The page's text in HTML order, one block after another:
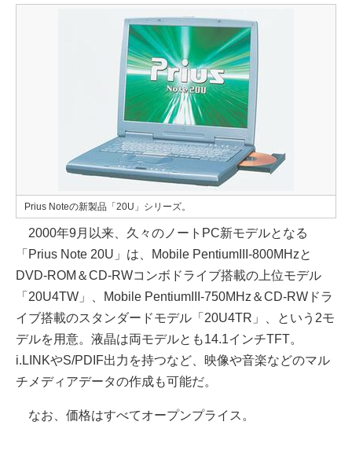
Prius Noteの新製品「20U」シリーズ。
2000年9月以来、久々のノートPC新モデルとなる
「Prius Note 20U」は、Mobile PentiumIII-800MHzと
DVD-ROM＆CD-RWコンボドライブ搭載の上位モデル
「20U4TW」、Mobile PentiumIII-750MHz＆CD-RWドラ
イブ搭載のスタンダードモデル「20U4TR」、という2モ
デルを用意。液晶は両モデルとも14.1インチTFT。
i.LINKやS/PDIF出力を持つなど、映像や音楽などのマル
チメディアデータの作成も可能だ。
なお、価格はすべてオープンプライス。